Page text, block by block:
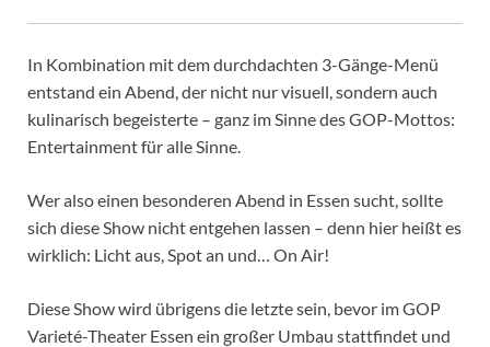
In Kombination mit dem durchdachten 3-Gänge-Menü
entstand ein Abend, der nicht nur visuell, sondern auch
kulinarisch begeisterte – ganz im Sinne des GOP-Mottos:
Entertainment für alle Sinne.
Wer also einen besonderen Abend in Essen sucht, sollte
sich diese Show nicht entgehen lassen – denn hier heißt es
wirklich: Licht aus, Spot an und… On Air!
Diese Show wird übrigens die letzte sein, bevor im GOP
Varieté-Theater Essen ein großer Umbau stattfindet und